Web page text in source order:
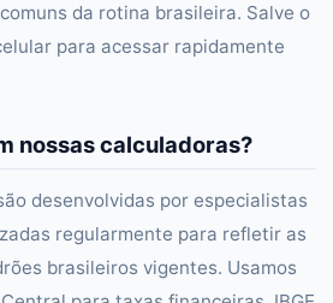
da rotina brasileira. Salve o
para acessar rapidamente
nossas calculadoras?
desenvolvidas por especialistas
regularmente para refletir as
brasileiros vigentes. Usamos